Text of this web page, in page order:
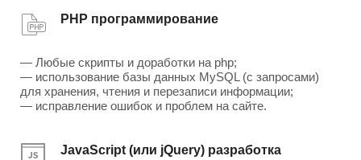
PHP программирование
— Любые скрипты и доработки на php;
— использование базы данных MySQL (с запросами)
для хранения, чтения и перезаписи информации;
— исправление ошибок и проблем на сайте.
JavaScript (или jQuery) разработка